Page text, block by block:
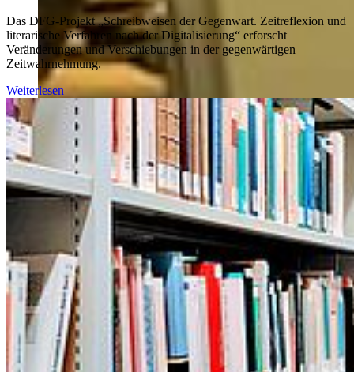
Das DFG-Projekt „Schreibweisen der Gegenwart. Zeitreflexion und
literarische Verfahren nach der Digitalisierung“ erforscht
Veränderungen und Verschiebungen in der gegenwärtigen
Zeitwahrnehmung.
Weiterlesen